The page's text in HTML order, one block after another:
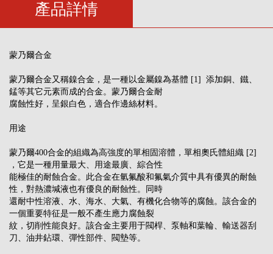
產品詳情
蒙乃爾合金
蒙乃爾合金又稱鎳合金，是一種以金屬鎳為基體 [1] 添加銅、鐵、
錳等其它元素而成的合金。蒙乃爾合金耐
腐蝕性好，呈銀白色，適合作邊絲材料。
用途
蒙乃爾400合金的組織為高強度的單相固溶體，單相奧氏體組織 [2]
，它是一種用量最大、用途最廣、綜合性
能極佳的耐蝕合金。此合金在氫氟酸和氟氣介質中具有優異的耐蝕
性，對熱濃堿液也有優良的耐蝕性。同時
還耐中性溶液、水、海水、大氣、有機化合物等的腐蝕。該合金的
一個重要特征是一般不產生應力腐蝕裂
紋，切削性能良好。該合金主要用于閥桿、泵軸和葉輪、輸送器刮
刀、油井鉆環、彈性部件、閥墊等。